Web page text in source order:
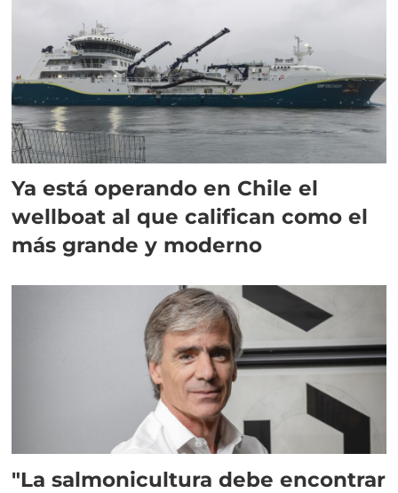
Ya está operando en Chile el
wellboat al que califican como el
más grande y moderno
"La salmonicultura debe encontrar